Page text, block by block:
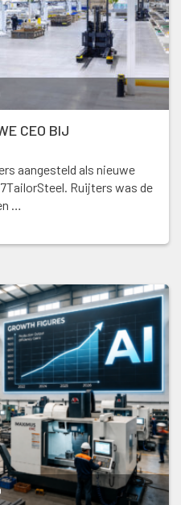
CEO BIJ
aangesteld als nieuwe
Ruijters was de
…